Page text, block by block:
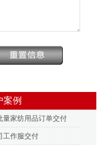
案例
家纺用品订单交付
工作服交付